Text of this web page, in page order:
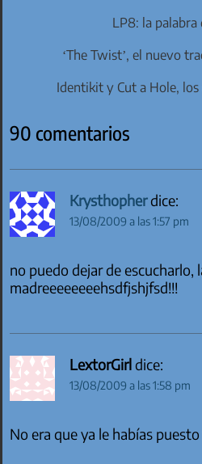
LP8: la palabra
‘The Twist’, el nuevo
Identikit y Cut a Hole,
90 comentarios
Krysthopherdice:
13/08/2009 a las 1:57 pm
no puedo dejar de escucharlo,
madreeeeeeeehsdfjshjfsd!!!
LextorGirl dice:
13/08/2009 a las 1:58 pm
No era que ya le habías